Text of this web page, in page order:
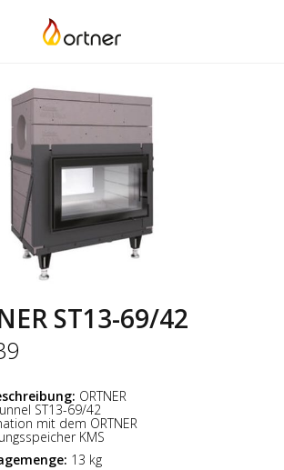
ST13-69/42
ORTNER
ST13-69/42
mit dem ORTNER
KMS
13 kg